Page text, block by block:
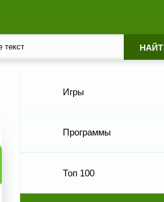
Игры
Программы
Топ 100